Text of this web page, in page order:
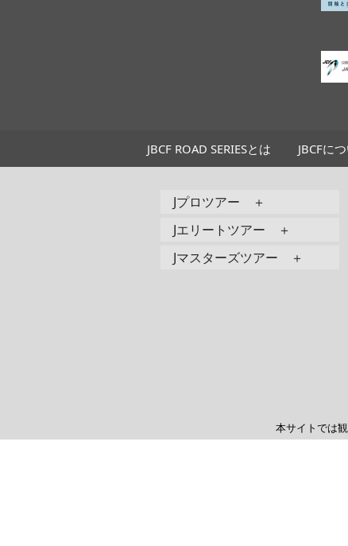
JBCF ROAD SERIESとは JBCFに
Jプロツアー ＋
Jエリートツアー ＋
Jマスターズツアー ＋
本サイトでは